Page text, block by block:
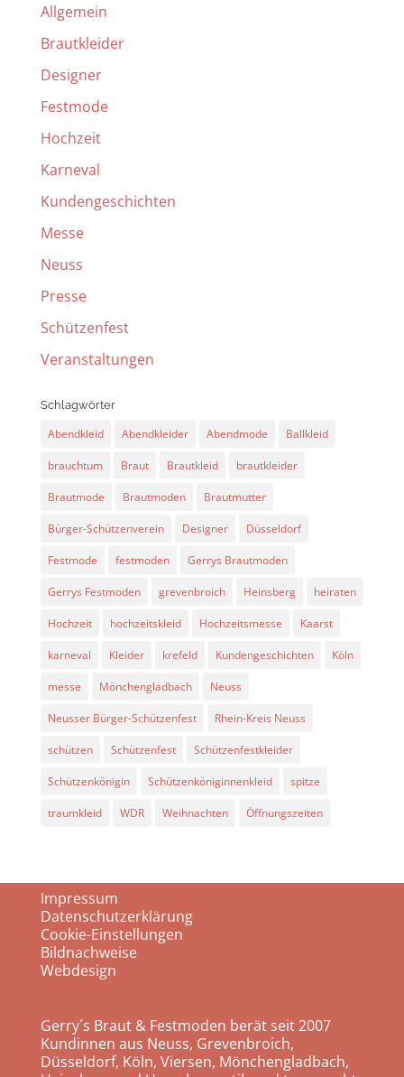
Allgemein
Brautkleider
Designer
Festmode
Hochzeit
Karneval
Kundengeschichten
Messe
Neuss
Presse
Schützenfest
Veranstaltungen
Schlagwörter
Abendkleid Abendkleider Abendmode Ballkleid
brauchtum Braut Brautkleid brautkleider
Brautmode Brautmoden Brautmutter
Bürger-Schützenverein Designer Düsseldorf
Festmode festmoden Gerrys Brautmoden
Gerrys Festmoden grevenbroich Heinsberg heiraten
Hochzeit hochzeitskleid Hochzeitsmesse Kaarst
karneval Kleider krefeld Kundengeschichten Köln
messe Mönchengladbach Neuss
Neusser Bürger-Schützenfest Rhein-Kreis Neuss
schützen Schützenfest Schützenfestkleider
Schützenkönigin Schützenköniginnenkleid spitze
traumkleid WDR Weihnachten Öffnungszeiten
Impressum
Datenschutzerklärung
Cookie-Einstellungen
Bildnachweise
Webdesign
Gerry´s Braut & Festmoden berät seit 2007
Kundinnen aus Neuss, Grevenbroich,
Düsseldorf, Köln, Viersen, Mönchengladbach,